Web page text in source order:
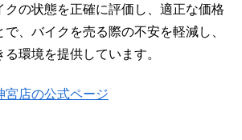
クの状態を正確に評価し、適正な価格
、バイクを売る際の不安を軽減し、
環境を提供しています。
宮店の公式ページ